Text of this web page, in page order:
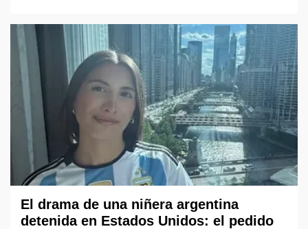
El drama de una niñera argentina
detenida en Estados Unidos: el pedido